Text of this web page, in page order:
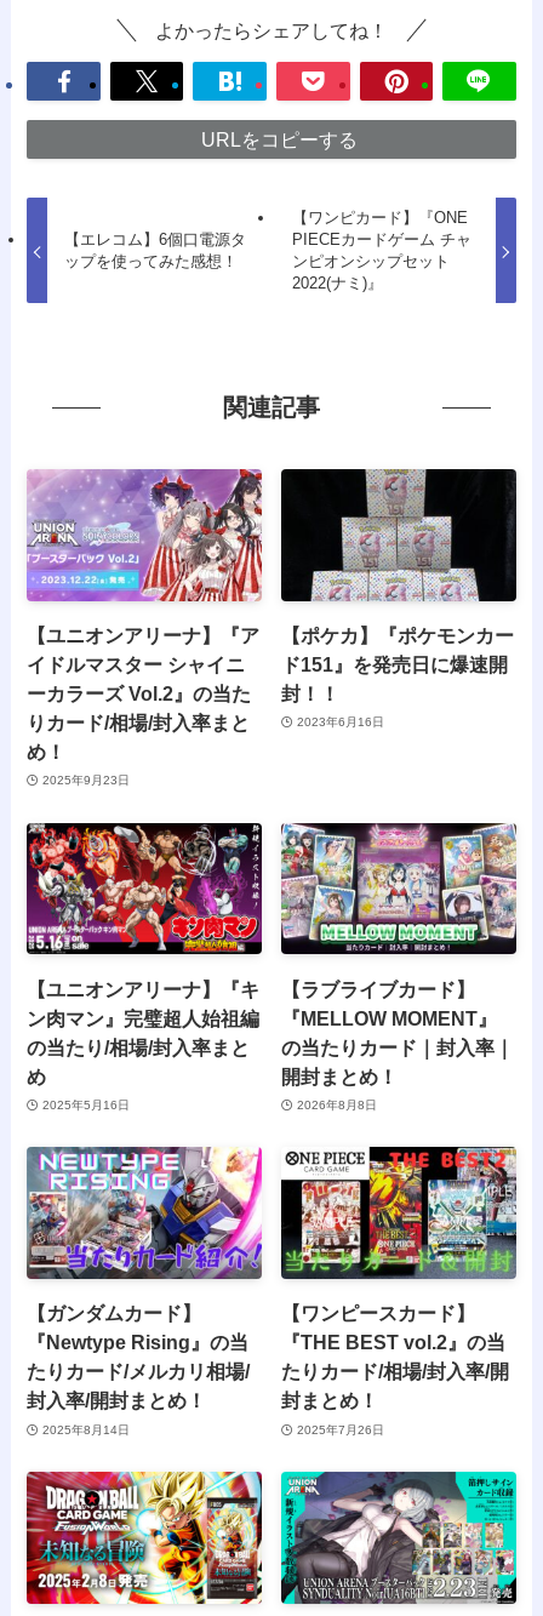
よかったらシェアしてね！
URLをコピーする
【エレコム】6個口電源タ
ップを使ってみた感想！
【ワンピカード】『ONE
PIECEカードゲーム チャ
ンピオンシップセット
2022(ナミ)』
関連記事
【ユニオンアリーナ】『ア
イドルマスター シャイニ
ーカラーズ Vol.2』の当た
りカード/相場/封入率まと
め！
2025年9月23日
【ポケカ】『ポケモンカー
ド151』を発売日に爆速開
封！！
2023年6月16日
【ユニオンアリーナ】『キ
ン肉マン』完璧超人始祖編
の当たり/相場/封入率まと
め
2025年5月16日
【ラブライブカード】
『MELLOW MOMENT』
の当たりカード｜封入率｜
開封まとめ！
2026年8月8日
【ガンダムカード】
『Newtype Rising』の当
たりカード/メルカリ相場/
封入率/開封まとめ！
2025年8月14日
【ワンピースカード】
『THE BEST vol.2』の当
たりカード/相場/封入率/開
封まとめ！
2025年7月26日